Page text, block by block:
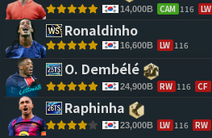
14,000B CAM 116 LW
Ronaldinho
16,600B LW 116
O. Dembélé
24,900B RW 116 CF
Raphinha
23,000B LW 116 RW